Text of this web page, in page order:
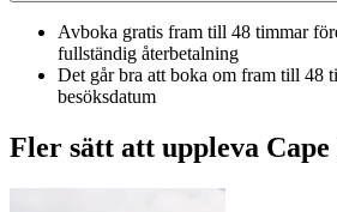
Avboka gratis fram till 48 timmar
fullständig återbetalning
Det går bra att boka om fram till 48
besöksdatum
Fler sätt att uppleva